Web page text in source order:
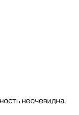
неочевидна,